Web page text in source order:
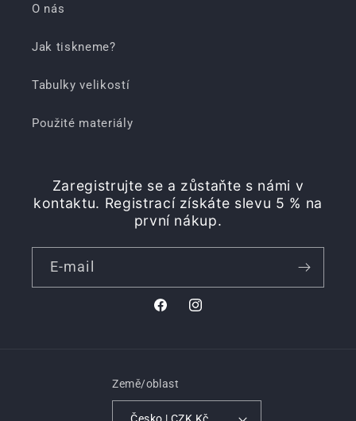
O nás
Jak tiskneme?
Tabulky velikostí
Použité materiály
Zaregistrujte se a zůstaňte s námi v
kontaktu. Registrací získáte slevu 5 % na
první nákup.
E-mail
FacebookInstagram
Země/oblast